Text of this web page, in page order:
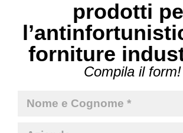
prodotti
forniture
Compila il form!